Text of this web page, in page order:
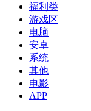
福利类
游戏区
电脑
安卓
系统
其他
电影
APP